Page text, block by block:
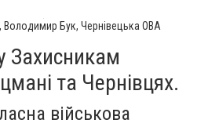
Володимир Бук, Чернівецька ОВА
Захисникам
та Чернівцях.
військова